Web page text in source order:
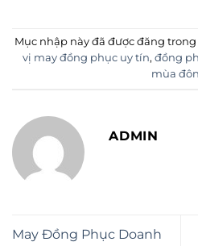
Mục nhập này đã được đăng trong
vị may đồng phục uy tín, đồng
mùa
ADMIN
May Đồng Phục Doanh